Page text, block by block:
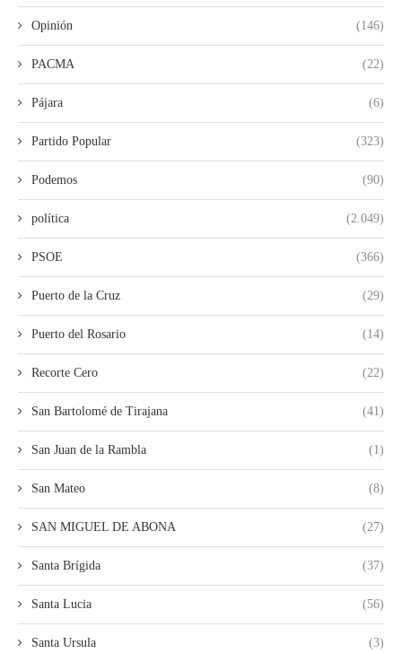
Opinión (146)
PACMA (22)
Pájara (6)
Partido Popular (323)
Podemos (90)
política (2.049)
PSOE (366)
Puerto de la Cruz (29)
Puerto del Rosario (14)
Recorte Cero (22)
San Bartolomé de Tirajana (41)
San Juan de la Rambla (1)
San Mateo (8)
SAN MIGUEL DE ABONA (27)
Santa Brígida (37)
Santa Lucia (56)
Santa Ursula (3)